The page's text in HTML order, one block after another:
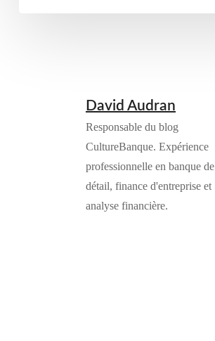
David Audran
Responsable du blog
CultureBanque. Expérience
professionnelle en banque de
détail, finance d'entreprise et
analyse financière.